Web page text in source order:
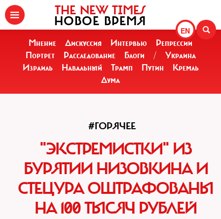
EN
THE NEW TIMES
НОВОЕ ВРЕМЯ
Мнение Дискуссия Интервью
Репрессии
Портрет
Расследование Блоги /
Украина
Израиль
Навальный Трамп Путин
Кремль
Дума
#ГОРЯЧЕЕ
"ЭКСТРЕМИСТКИ" ИЗ
БУРЯТИИ НИЗОВКИНА И
СТЕЦУРА ОШТРАФОВАНЫ
НА 100 ТЫСЯЧ РУБЛЕЙ